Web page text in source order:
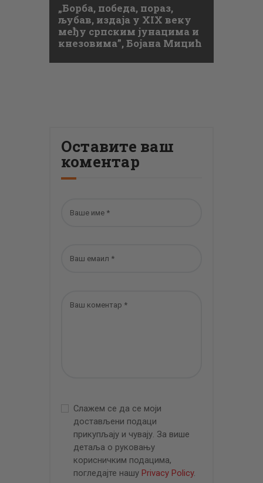
„Борба, победа, пораз,
љубав, издаја у XIX веку
међу српским јунацима и
кнезовима”, Бојана Мицић
Оставите ваш
коментар
Слажем се да се моји
достављени подаци
прикупљају и чувају. За више
детаља о руковању
корисничким подацима,
погледајте нашу Privacy Policy.